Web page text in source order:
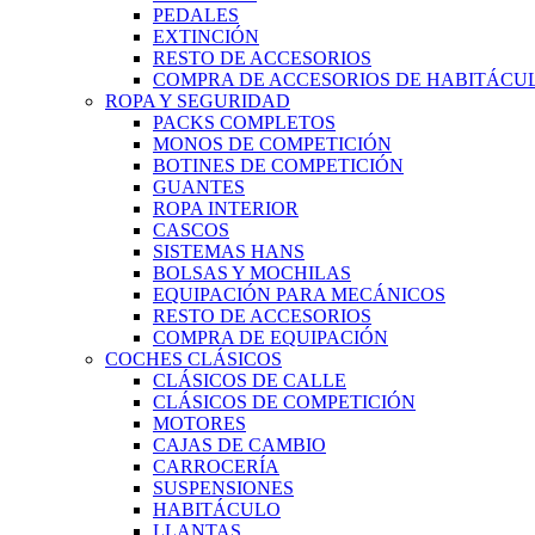
PEDALES
EXTINCIÓN
RESTO DE ACCESORIOS
COMPRA DE ACCESORIOS DE
ROPA Y SEGURIDAD
PACKS COMPLETOS
MONOS DE COMPETICIÓN
BOTINES DE COMPETICIÓN
GUANTES
ROPA INTERIOR
CASCOS
SISTEMAS HANS
BOLSAS Y MOCHILAS
EQUIPACIÓN PARA MECÁNICOS
RESTO DE ACCESORIOS
COMPRA DE EQUIPACIÓN
COCHES CLÁSICOS
CLÁSICOS DE CALLE
CLÁSICOS DE COMPETICIÓN
MOTORES
CAJAS DE CAMBIO
CARROCERÍA
SUSPENSIONES
HABITÁCULO
LLANTAS